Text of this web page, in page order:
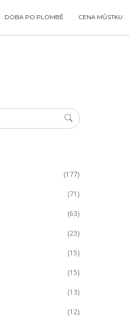
DOBA PO PLOMBĚ CENA MŮSTKU
(177)
(71)
(63)
(23)
(15)
(15)
(13)
(12)